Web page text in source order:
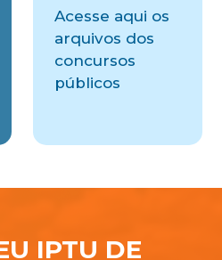
Acesse aqui os
arquivos dos
concursos
públicos
IPTU DE